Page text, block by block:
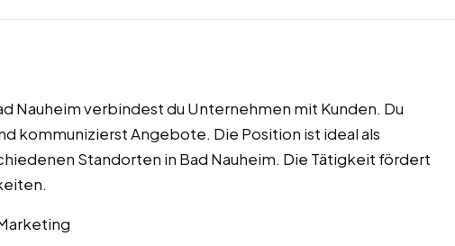
Nauheim verbindest du Unternehmen mit Kunden. Du
kommunizierst Angebote. Die Position ist ideal als
Standorten in Bad Nauheim. Die Tätigkeit fördert